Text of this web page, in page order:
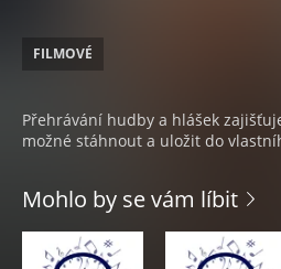
FILMOVÉ
Přehrávání hudby a hlášek
možné stáhnout a uložit do
Mohlo by se vám líbit